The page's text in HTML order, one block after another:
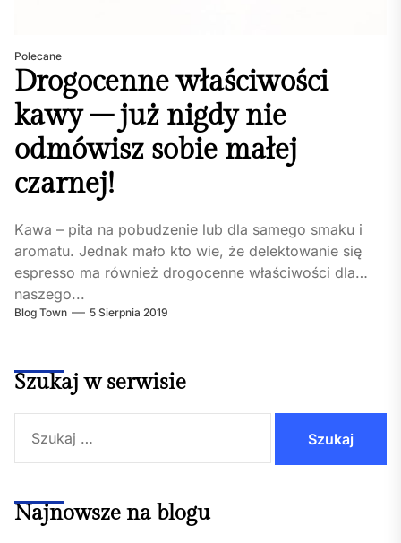
Polecane
Drogocenne właściwości
kawy – już nigdy nie
odmówisz sobie małej
czarnej!
Kawa – pita na pobudzenie lub dla samego smaku i
aromatu. Jednak mało kto wie, że delektowanie się
espresso ma również drogocenne właściwości dla
naszego...
Blog Town 5 Sierpnia 2019
Szukaj w serwisie
Najnowsze na blogu